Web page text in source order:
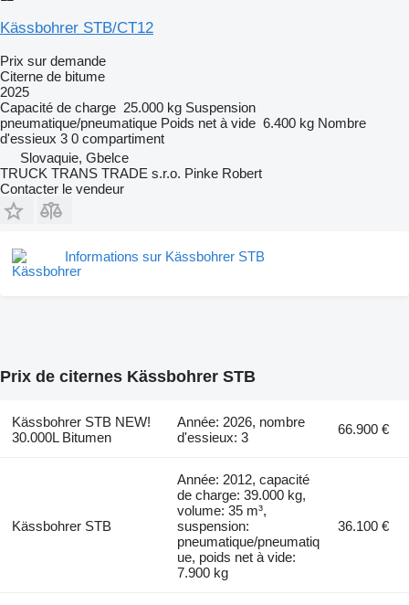
Kässbohrer STB/CT12
Prix sur demande
Citerne de bitume
2025
Capacité de charge 25.000 kg Suspension
pneumatique/pneumatique Poids net à vide 6.400 kg Nombre
d'essieux 3 0 compartiment
Slovaquie, Gbelce
TRUCK TRANS TRADE s.r.o. Pinke Robert
Contacter le vendeur
Informations sur Kässbohrer STB
Prix de citernes Kässbohrer STB
Kässbohrer STB NEW!
30.000L Bitumen
Année: 2026, nombre
d'essieux: 3
66.900 €
Kässbohrer STB
Année: 2012, capacité
de charge: 39.000 kg,
volume: 35 m³,
suspension:
pneumatique/pneumatiq
ue, poids net à vide:
7.900 kg
36.100 €